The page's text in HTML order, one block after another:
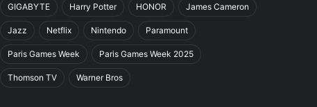
GIGABYTE Harry Potter HONOR James Cameron
Jazz Netflix Nintendo Paramount
Paris Games Week Paris Games Week 2025
Thomson TV Warner Bros